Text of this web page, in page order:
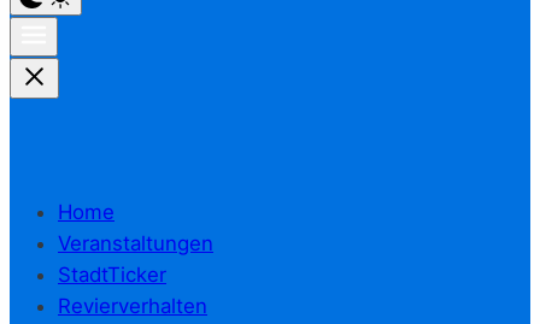
Home
Veranstaltungen
StadtTicker
Revierverhalten